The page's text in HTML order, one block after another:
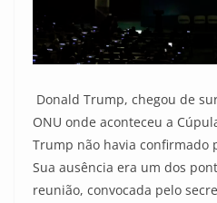
Donald Trump, chegou de
ONU onde aconteceu a
Trump não havia confirmado
Sua ausência era um dos
reunião, convocada pelo